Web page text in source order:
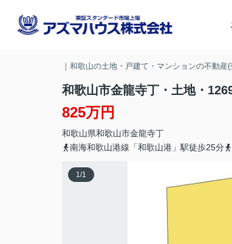
｜和歌山の土地・戸建て・マンションの不動
和歌山市金龍寺丁・土地・
825万円
和歌山県和歌山市金龍寺丁
南海和歌山港線「和歌山港」駅徒歩25分
1 /1